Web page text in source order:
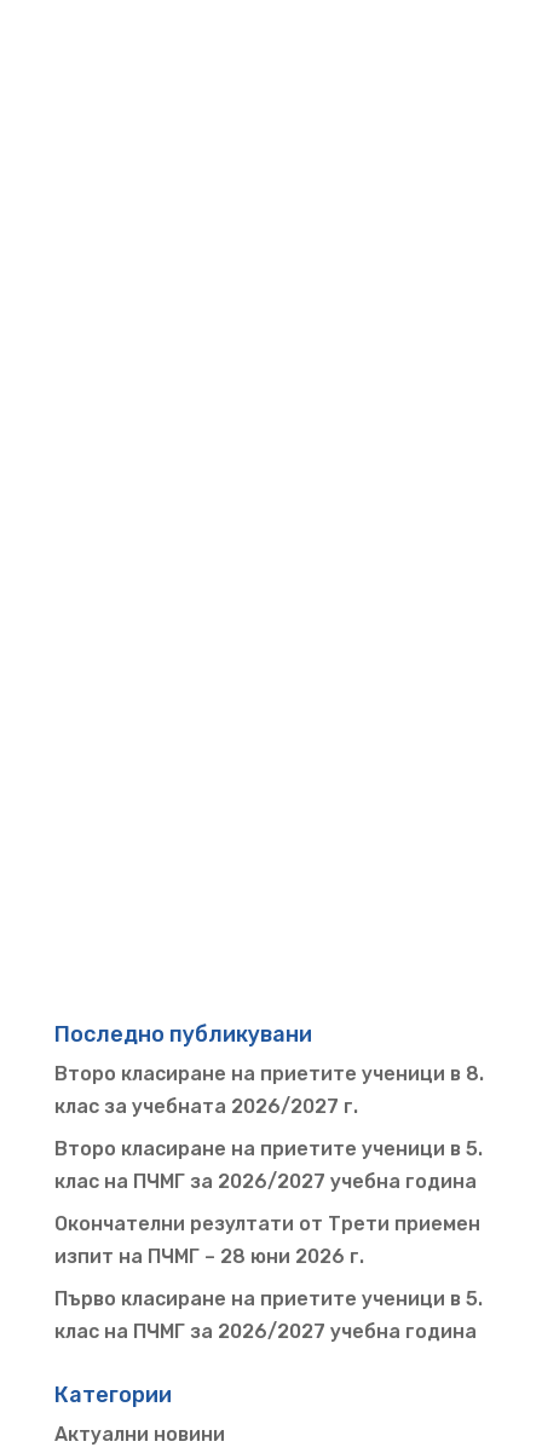
Последно публикувани
Второ класиране на приетите ученици в 8.
клас за учебната 2026/2027 г.
Второ класиране на приетите ученици в 5.
клас на ПЧМГ за 2026/2027 учебна година
Окончателни резултати от Трети приемен
изпит на ПЧМГ – 28 юни 2026 г.
Първо класиране на приетите ученици в 5.
клас на ПЧМГ за 2026/2027 учебна година
Категории
Актуални новини